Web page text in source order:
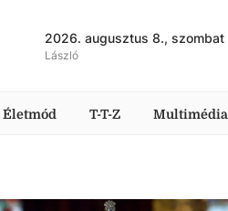
2026. augusztus 8., szombat
László
Életmód T-T-Z Multimédia